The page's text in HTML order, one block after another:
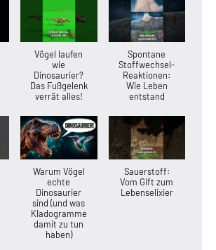
Vögel laufen
wie
Dinosaurier?
Das Fußgelenk
verrät alles!
Spontane
Stoffwechsel-
Reaktionen:
Wie Leben
entstand
Warum Vögel
echte
Dinosaurier
sind (und was
Kladogramme
damit zu tun
haben)
Sauerstoff:
Vom Gift zum
Lebenselixier